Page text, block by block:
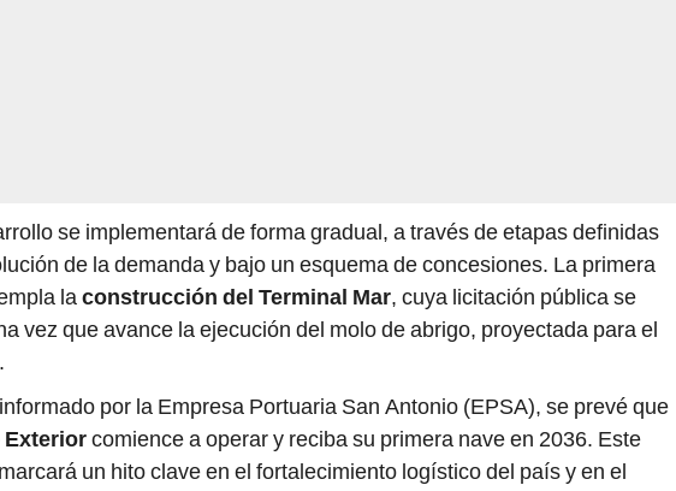
de la demanda y bajo un esquema de concesiones. La primera
laconstrucción del Terminal Mar, cuya licitación pública se
vez que avance la ejecución del molo de abrigo, proyectada para el
Exteriorcomience a operar y reciba su primera nave en 2036. Este
un hito clave en el fortalecimiento logístico del país y en el
deSan Antoniocomo un puerto estratégico en el comercio